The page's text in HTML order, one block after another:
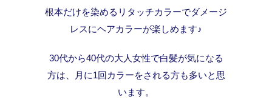
根本だけを染めるリタッチカラーでダメージ
レスにヘアカラーが楽しめます♪
30代から40代の大人女性で白髪が気になる
方は、月に1回カラーをされる方も多いと思
います。